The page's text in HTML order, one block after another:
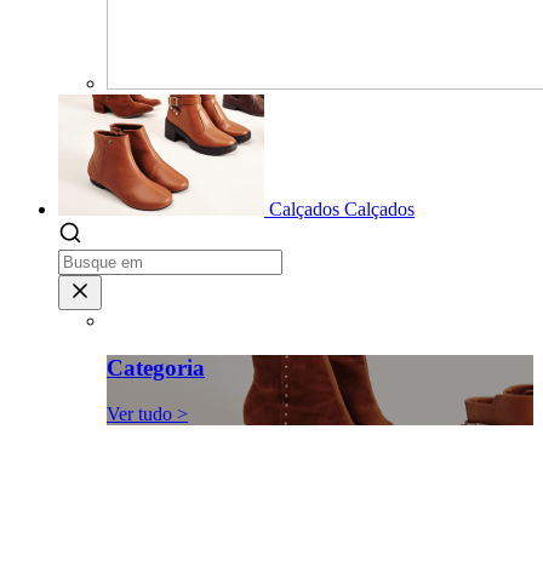
Calçados Calçados
Categoria
Ver tudo >